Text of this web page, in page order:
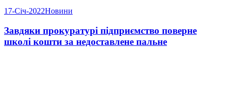
17-Січ-2022Новини
Завдяки прокуратурі підприємство поверне
школі кошти за недоставлене пальне